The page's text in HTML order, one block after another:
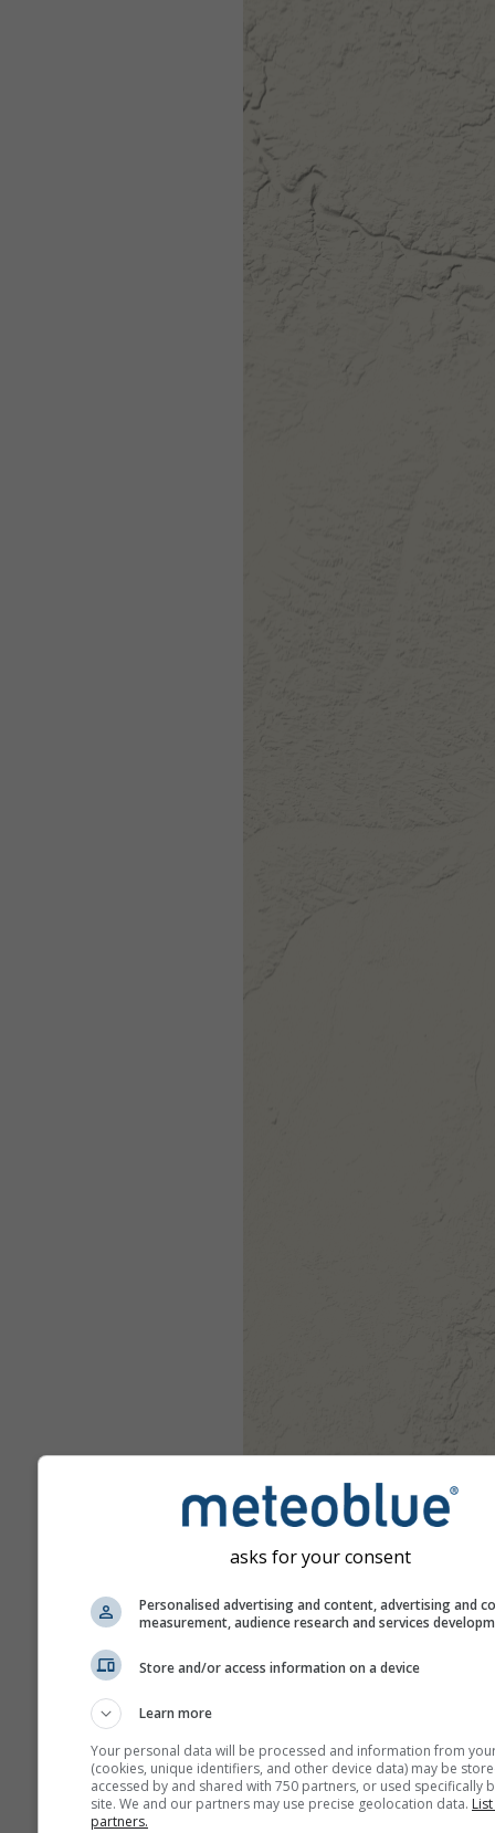
asks for your consent
Personalised advertising and content, advertising and
measurement, audience research and services
Store and/or access information on a device
Learn more
Your personal data will be processed and information from
(cookies, unique identifiers, and other device data) may be
accessed by and shared with 750 partners, or used specifically
site. We and our partners may use precise geolocation data.
partners.